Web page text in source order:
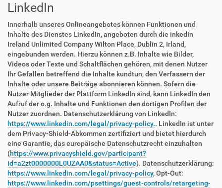
LinkedIn
Innerhalb unseres Onlineangebotes können Funktionen und
Inhalte des Dienstes LinkedIn, angeboten durch die inkedIn
Ireland Unlimited Company Wilton Place, Dublin 2, Irland,
eingebunden werden. Hierzu können z.B. Inhalte wie Bilder,
Videos oder Texte und Schaltflächen gehören, mit denen Nutzer
Ihr Gefallen betreffend die Inhalte kundtun, den Verfassern der
Inhalte oder unsere Beiträge abonnieren können. Sofern die
Nutzer Mitglieder der Plattform LinkedIn sind, kann LinkedIn den
Aufruf der o.g. Inhalte und Funktionen den dortigen Profilen der
Nutzer zuordnen. Datenschutzerklärung von LinkedIn:
https://www.linkedin.com/legal/privacy-policy.. LinkedIn ist unter
dem Privacy-Shield-Abkommen zertifiziert und bietet hierdurch
eine Garantie, das europäische Datenschutzrecht einzuhalten
(https://www.privacyshield.gov/participant?
id=a2zt0000000L0UZAA0&status=Active). Datenschutzerklärung:
https://www.linkedin.com/legal/privacy-policy, Opt-Out:
https://www.linkedin.com/psettings/guest-controls/retargeting-